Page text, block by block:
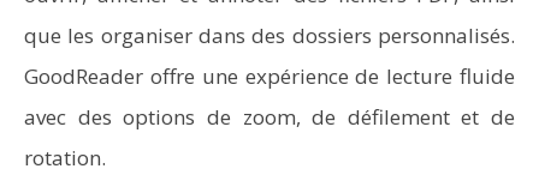
que les organiser dans des dossiers personnalisés.
GoodReader offre une expérience de lecture fluide
avec des options de zoom, de défilement et de
rotation.